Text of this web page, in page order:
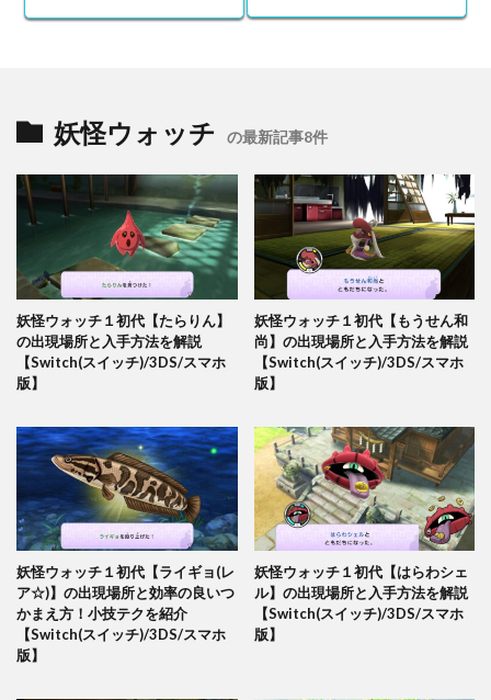
妖怪ウォッチ の最新記事8件
妖怪ウォッチ１初代【たらりん】
の出現場所と入手方法を解説
【Switch(スイッチ)/3DS/スマホ
版】
妖怪ウォッチ１初代【もうせん和
尚】の出現場所と入手方法を解説
【Switch(スイッチ)/3DS/スマホ
版】
妖怪ウォッチ１初代【ライギョ(レ
ア☆)】の出現場所と効率の良いつ
かまえ方！小技テクを紹介
【Switch(スイッチ)/3DS/スマホ
版】
妖怪ウォッチ１初代【はらわシェ
ル】の出現場所と入手方法を解説
【Switch(スイッチ)/3DS/スマホ
版】